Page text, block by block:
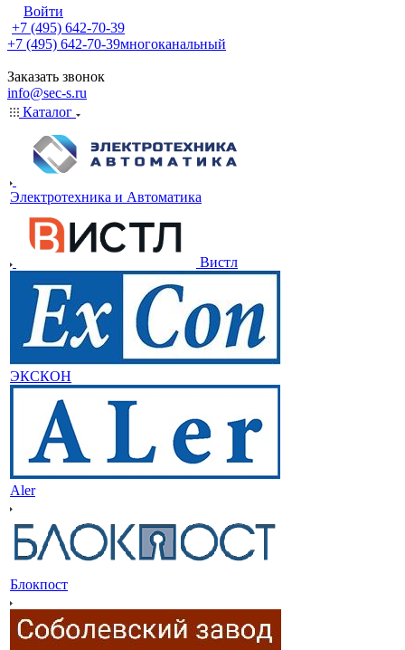
Войти
+7 (495) 642-70-39
+7 (495) 642-70-39многоканальный
Заказать звонок
info@sec-s.ru
Каталог
Электротехника и Автоматика
Вистл
ЭКСКОН
Aler
Блокпост